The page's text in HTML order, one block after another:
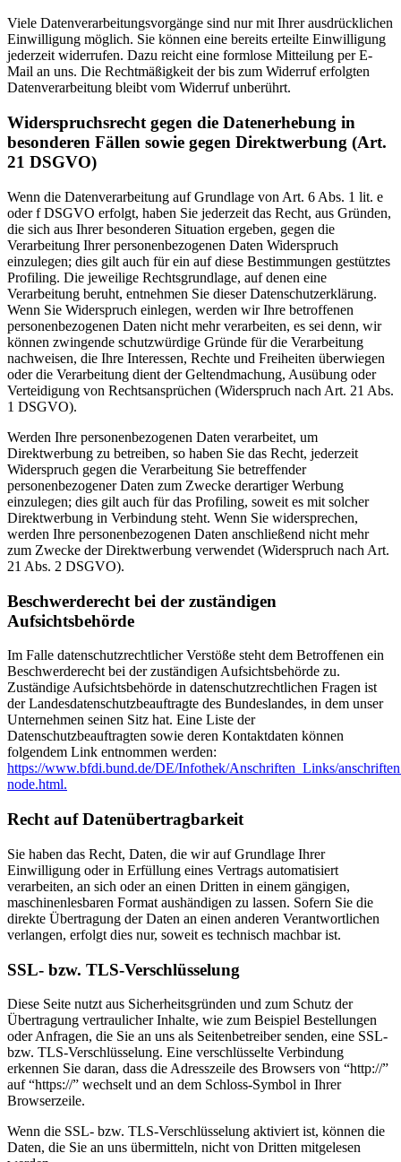
Viele Datenverarbeitungsvorgänge sind nur mit Ihrer ausdrücklichen
Einwilligung möglich. Sie können eine bereits erteilte Einwilligung
jederzeit widerrufen. Dazu reicht eine formlose Mitteilung per E-
Mail an uns. Die Rechtmäßigkeit der bis zum Widerruf erfolgten
Datenverarbeitung bleibt vom Widerruf unberührt.
Widerspruchsrecht gegen die Datenerhebung in
besonderen Fällen sowie gegen Direktwerbung (Art.
21 DSGVO)
Wenn die Datenverarbeitung auf Grundlage von Art. 6 Abs. 1 lit. e
oder f DSGVO erfolgt, haben Sie jederzeit das Recht, aus Gründen,
die sich aus Ihrer besonderen Situation ergeben, gegen die
Verarbeitung Ihrer personenbezogenen Daten Widerspruch
einzulegen; dies gilt auch für ein auf diese Bestimmungen gestütztes
Profiling. Die jeweilige Rechtsgrundlage, auf denen eine
Verarbeitung beruht, entnehmen Sie dieser Datenschutzerklärung.
Wenn Sie Widerspruch einlegen, werden wir Ihre betroffenen
personenbezogenen Daten nicht mehr verarbeiten, es sei denn, wir
können zwingende schutzwürdige Gründe für die Verarbeitung
nachweisen, die Ihre Interessen, Rechte und Freiheiten überwiegen
oder die Verarbeitung dient der Geltendmachung, Ausübung oder
Verteidigung von Rechtsansprüchen (Widerspruch nach Art. 21 Abs.
1 DSGVO).
Werden Ihre personenbezogenen Daten verarbeitet, um
Direktwerbung zu betreiben, so haben Sie das Recht, jederzeit
Widerspruch gegen die Verarbeitung Sie betreffender
personenbezogener Daten zum Zwecke derartiger Werbung
einzulegen; dies gilt auch für das Profiling, soweit es mit solcher
Direktwerbung in Verbindung steht. Wenn Sie widersprechen,
werden Ihre personenbezogenen Daten anschließend nicht mehr
zum Zwecke der Direktwerbung verwendet (Widerspruch nach Art.
21 Abs. 2 DSGVO).
Beschwerderecht bei der zuständigen
Aufsichtsbehörde
Im Falle datenschutzrechtlicher Verstöße steht dem Betroffenen ein
Beschwerderecht bei der zuständigen Aufsichtsbehörde zu.
Zuständige Aufsichtsbehörde in datenschutzrechtlichen Fragen ist
der Landesdatenschutzbeauftragte des Bundeslandes, in dem unser
Unternehmen seinen Sitz hat. Eine Liste der
Datenschutzbeauftragten sowie deren Kontaktdaten können
folgendem Link entnommen werden:
https://www.bfdi.bund.de/DE/Infothek/Anschriften_Links/
node.html.
Recht auf Datenübertragbarkeit
Sie haben das Recht, Daten, die wir auf Grundlage Ihrer
Einwilligung oder in Erfüllung eines Vertrags automatisiert
verarbeiten, an sich oder an einen Dritten in einem gängigen,
maschinenlesbaren Format aushändigen zu lassen. Sofern Sie die
direkte Übertragung der Daten an einen anderen Verantwortlichen
verlangen, erfolgt dies nur, soweit es technisch machbar ist.
SSL- bzw. TLS-Verschlüsselung
Diese Seite nutzt aus Sicherheitsgründen und zum Schutz der
Übertragung vertraulicher Inhalte, wie zum Beispiel Bestellungen
oder Anfragen, die Sie an uns als Seitenbetreiber senden, eine SSL-
bzw. TLS-Verschlüsselung. Eine verschlüsselte Verbindung
erkennen Sie daran, dass die Adresszeile des Browsers von “http://”
auf “https://” wechselt und an dem Schloss-Symbol in Ihrer
Browserzeile.
Wenn die SSL- bzw. TLS-Verschlüsselung aktiviert ist, können die
Daten, die Sie an uns übermitteln, nicht von Dritten mitgelesen